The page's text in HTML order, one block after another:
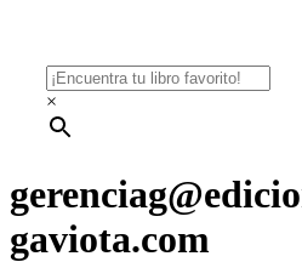
×
gaviota.com